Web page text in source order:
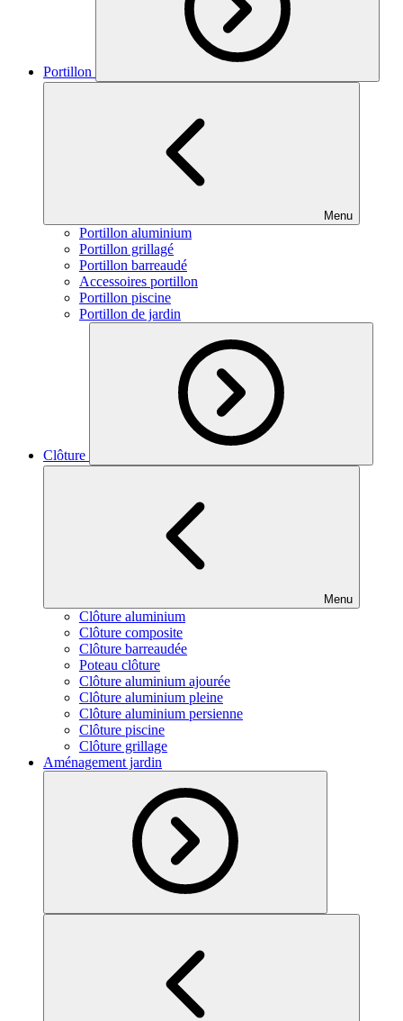
Portillon
Menu
Portillon aluminium
Portillon grillagé
Portillon barreaudé
Accessoires portillon
Portillon piscine
Portillon de jardin
Clôture
Menu
Clôture aluminium
Clôture composite
Clôture barreaudée
Poteau clôture
Clôture aluminium ajourée
Clôture aluminium pleine
Clôture aluminium persienne
Clôture piscine
Clôture grillage
Aménagement jardin